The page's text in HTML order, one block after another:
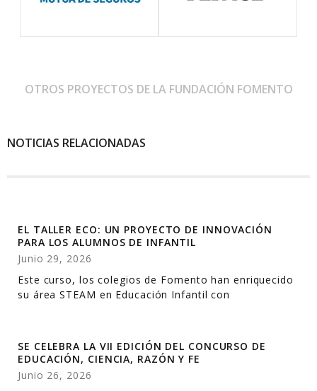
OTROS PROYECTOS DE LA FUNDACIÓN FOMENTO
NOTICIAS RELACIONADAS
EL TALLER ECO: UN PROYECTO DE INNOVACIÓN
PARA LOS ALUMNOS DE INFANTIL
Junio 29, 2026
Este curso, los colegios de Fomento han enriquecido
su área STEAM en Educación Infantil con
SE CELEBRA LA VII EDICIÓN DEL CONCURSO DE
EDUCACIÓN, CIENCIA, RAZÓN Y FE
Junio 26, 2026